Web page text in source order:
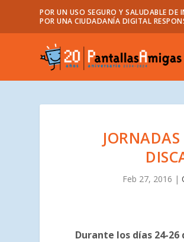
POR UN USO SEGURO Y SALUDABLE DE
POR UNA CIUDADANÍA DIGITAL
Feb 27, 2016 |
Durante los días 24-